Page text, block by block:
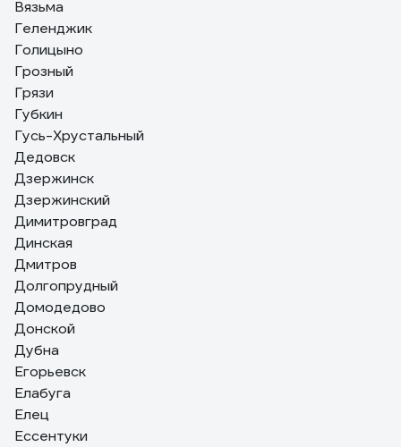
Вязьма
Геленджик
Голицыно
Грозный
Грязи
Губкин
Гусь-Хрустальный
Дедовск
Дзержинск
Дзержинский
Димитровград
Динская
Дмитров
Долгопрудный
Домодедово
Донской
Дубна
Егорьевск
Елабуга
Елец
Ессентуки